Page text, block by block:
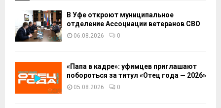
В Уфе откроют муниципальное
отделение Ассоциации ветеранов СВО
06.08.2026 0
«Папа в кадре»: уфимцев приглашают
побороться за титул «Отец года — 2026»
05.08.2026 0